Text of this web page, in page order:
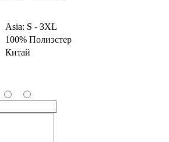
Asia: S - 3XL
100% Полиэстер
Китай